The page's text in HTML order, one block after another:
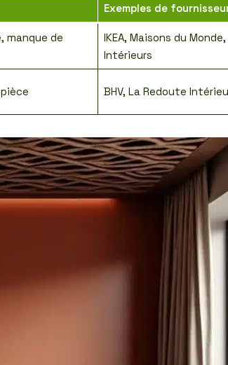
Exemples de
manque de
IKEA, Maisons du
Intérieurs
BHV, La Redoute